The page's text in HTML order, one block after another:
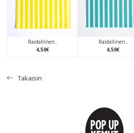
Raidallinen..
4,50€
Raidallinen..
4,50€
Takaisin